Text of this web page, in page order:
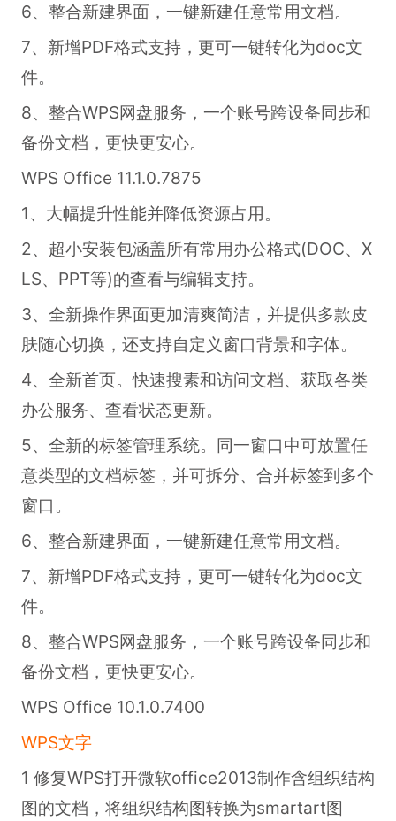
6、整合新建界面，一键新建任意常用文档。
7、新增PDF格式支持，更可一键转化为doc文
件。
8、整合WPS网盘服务，一个账号跨设备同步和
备份文档，更快更安心。
WPS Office 11.1.0.7875
1、大幅提升性能并降低资源占用。
2、超小安装包涵盖所有常用办公格式(DOC、X
LS、PPT等)的查看与编辑支持。
3、全新操作界面更加清爽简洁，并提供多款皮
肤随心切换，还支持自定义窗口背景和字体。
4、全新首页。快速搜素和访问文档、获取各类
办公服务、查看状态更新。
5、全新的标签管理系统。同一窗口中可放置任
意类型的文档标签，并可拆分、合并标签到多个
窗口。
6、整合新建界面，一键新建任意常用文档。
7、新增PDF格式支持，更可一键转化为doc文
件。
8、整合WPS网盘服务，一个账号跨设备同步和
备份文档，更快更安心。
WPS Office 10.1.0.7400
WPS文字
1 修复WPS打开微软office2013制作含组织结构
图的文档，将组织结构图转换为smartart图